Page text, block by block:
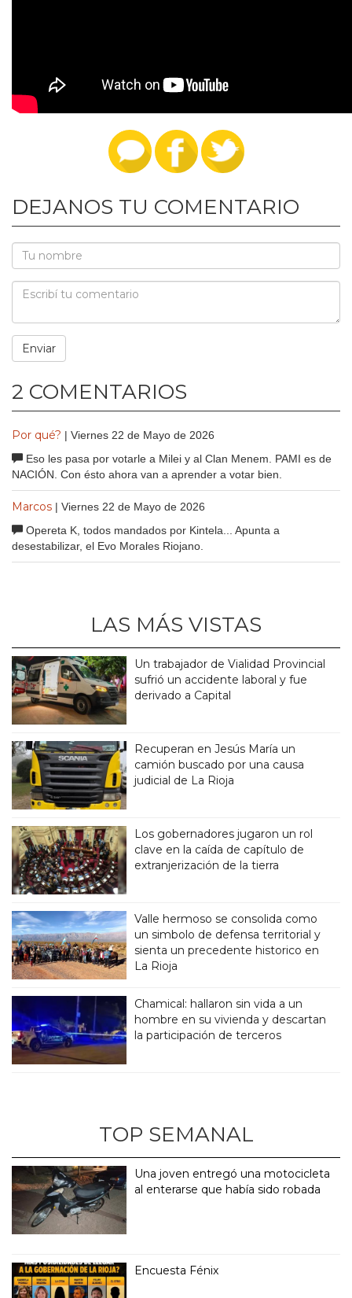
DEJANOS TU COMENTARIO
2 COMENTARIOS
Por qué? | Viernes 22 de Mayo de 2026
Eso les pasa por votarle a Milei y al Clan Menem. PAMI es de
NACIÓN. Con ésto ahora van a aprender a votar bien.
Marcos | Viernes 22 de Mayo de 2026
Opereta K, todos mandados por Kintela... Apunta a
desestabilizar, el Evo Morales Riojano.
LAS MÁS VISTAS
Un trabajador de Vialidad Provincial
sufrió un accidente laboral y fue
derivado a Capital
Recuperan en Jesús María un
camión buscado por una causa
judicial de La Rioja
Los gobernadores jugaron un rol
clave en la caída de capítulo de
extranjerización de la tierra
Valle hermoso se consolida como
un simbolo de defensa territorial y
sienta un precedente historico en
La Rioja
Chamical: hallaron sin vida a un
hombre en su vivienda y descartan
la participación de terceros
TOP SEMANAL
Una joven entregó una motocicleta
al enterarse que había sido robada
Encuesta Fénix